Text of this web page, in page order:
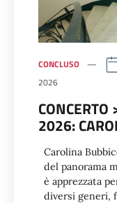
CONCLUSO
2026
CONCERTO
2026:
Carolina
del panorama
è apprezzata
diversi generi,